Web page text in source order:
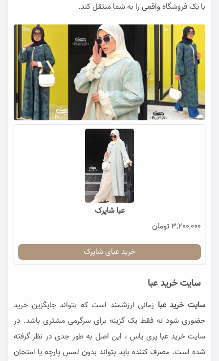
با یک فروشگاه واقعی را به شما منتقل کند.
عبا شاپرک
3,200,000 تومان
خرید عبای شاپرک
سایت خرید عبا
سایت خرید عبا زمانی ارزشمند است که بتواند جایگزین خرید
حضوری شود نه فقط یک گزینه برای سرگرمی مشتری باشد. در
سایت خرید عبا پری یاس ، این اصل به طور جدی در نظر گرفته
شده است. مصرف کننده باید بتواند بدون لمس پارچه یا امتحان